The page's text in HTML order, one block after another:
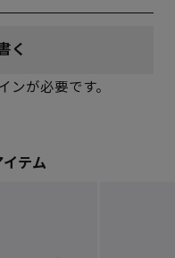
く
ンが必要です。
テム